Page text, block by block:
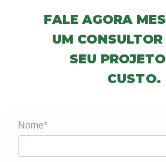
FALE AGORA
UM
SEU
CUSTO.
Nome*